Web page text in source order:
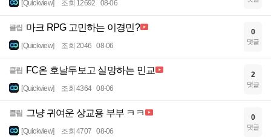
[Quickview] 조회 12692 08-06
클립 마크 RPG 고민하는 이경민?
[Quickview] 조회 2046 08-06
0
댓글
클립 FC온 호날두보고 실망하는 민교
[Quickview] 조회 4364 08-06
2
댓글
클립 그냥 귀여운 상교용 부부 ㅋㅋ
[Quickview] 조회 4707 08-06
0
댓글